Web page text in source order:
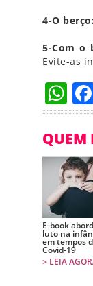
4-O berço:
5-Com o
Evite-as
QUEM
E-book
luto na
em tempos
Covid-19
> LEIA